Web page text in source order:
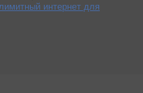
интернет для